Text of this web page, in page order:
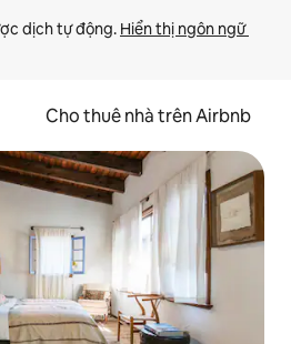
dịch tự động. Hiển thị ngôn ngữ
Cho thuê nhà trên Airbnb